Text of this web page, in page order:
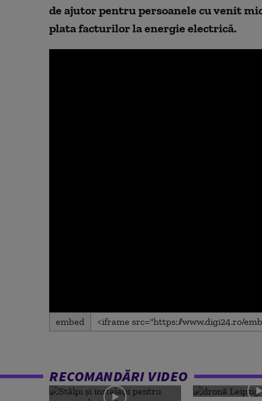
de ajutor pentru persoanele cu venit
plata facturilor la energie electrică.
0
seconds
embed
RECOMANDĂRI VIDEO